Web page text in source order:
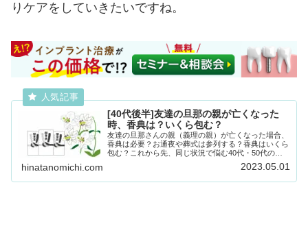
りケアをしていきたいですね。
[40代後半]友達の旦那の親が亡くなった
時、香典は？いくら包む？
友達の旦那さんの親（義理の親）が亡くなった場合、
香典は必要？お通夜や葬式は参列する？香典はいくら
包む？これから先、同じ状況で悩む40代・50代の方
へ向けて、私（独身）と友達B（既婚者）のリアルな
hinatanomichi.com 2023.05.01